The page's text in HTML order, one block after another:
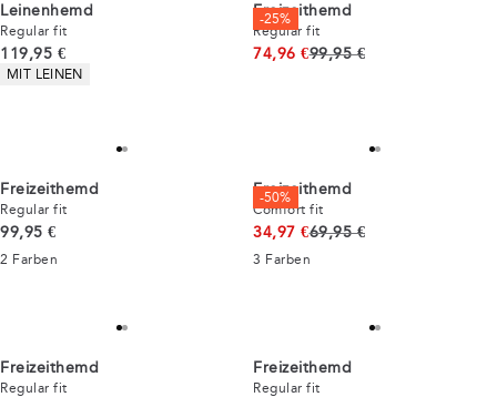
Leinenhemd
Regular fit
Preis
119,95 €
Produkteigenschaften
MIT LEINEN
-25%
Freizeithemd
Regular fit
74,96 €Ursprünglicher Preis
99,95 €
Freizeithemd
Regular fit
Preis
99,95 €
2 Farben
-50%
Freizeithemd
Comfort fit
34,97 €Ursprünglicher Preis
69,95 €
3 Farben
Freizeithemd
Regular fit
Freizeithemd
Regular fit